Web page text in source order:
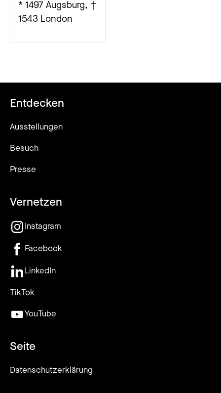
* 1497 Augsburg, †
1543 London
Entdecken
Ausstellungen
Besuch
Presse
Vernetzen
Instagram
Facebook
LinkedIn
TikTok
YouTube
Seite
Datenschutzerklärung